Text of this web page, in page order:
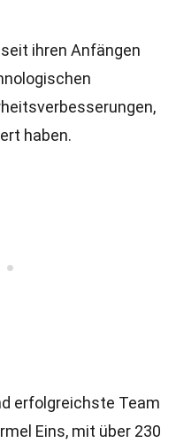
ihren Anfängen
haben.
erfolgreichste Team
Eins, mit über 230